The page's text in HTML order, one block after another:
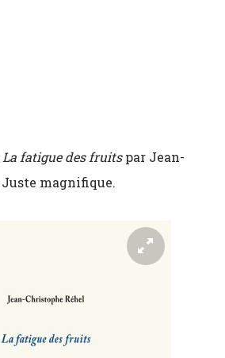
La fatigue des fruitspar Jean-
magnifique.